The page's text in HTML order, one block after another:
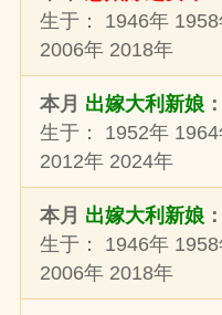
生于： 1946年
2006年 2018年
本月 出嫁大利新娘
生于： 1952年
2012年 2024年
本月 出嫁大利新娘
生于： 1946年
2006年 2018年